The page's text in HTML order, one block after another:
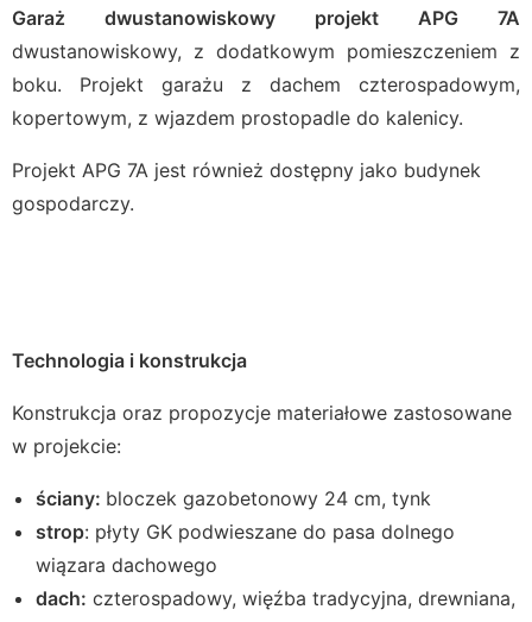
Garaż dwustanowiskowy projekt APG 7A
dwustanowiskowy, z dodatkowym pomieszczeniem z
boku. Projekt garażu z dachem czterospadowym,
kopertowym, z wjazdem prostopadle do kalenicy.
Projekt APG 7A jest również dostępny jako budynek
gospodarczy.
Technologia i konstrukcja
Konstrukcja oraz propozycje materiałowe zastosowane
w projekcie:
ściany: bloczek gazobetonowy 24 cm, tynk
strop: płyty GK podwieszane do pasa dolnego
wiązara dachowego
dach: czterospadowy, więźba tradycyjna, drewniana,